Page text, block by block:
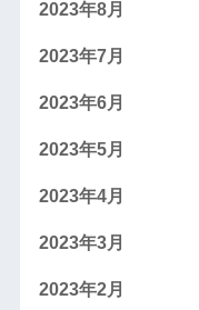
2023年8月
2023年7月
2023年6月
2023年5月
2023年4月
2023年3月
2023年2月